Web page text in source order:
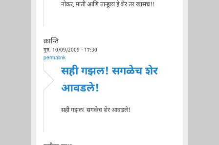
नोकर, माती आणि तान्हुला हे शेर तर खासच!!
क्रान्ति
गुरु, 10/09/2009 - 17:30
permalink
सही गझल! सगळेच शेर
आवडले!
सही गझल! सगळेच शेर आवडले!